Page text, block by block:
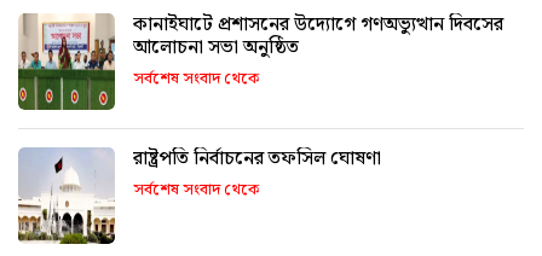
কানাইঘাটে প্রশাসনের উদ্যোগে গণঅভ্যুত্থান দিবসের
আলোচনা সভা অনুষ্ঠিত
সর্বশেষ সংবাদ থেকে
রাষ্ট্রপতি নির্বাচনের তফসিল ঘোষণা
সর্বশেষ সংবাদ থেকে